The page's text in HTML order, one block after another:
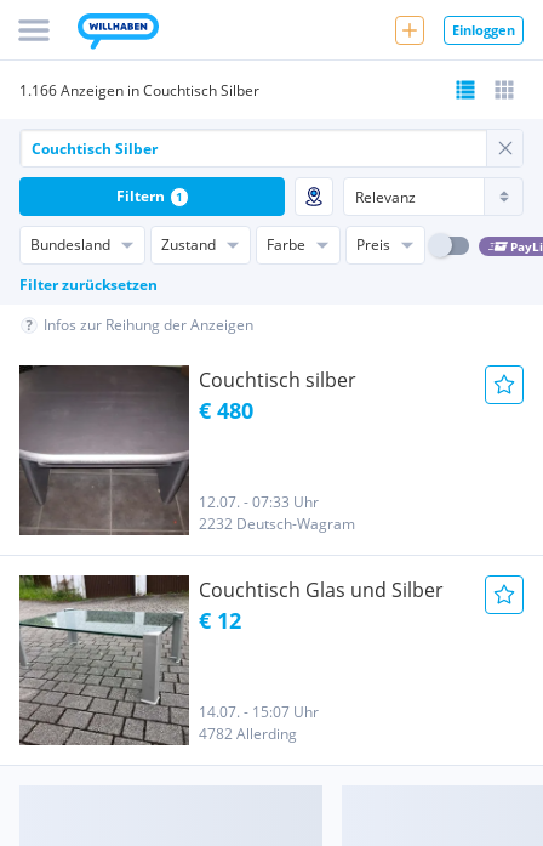
Einloggen
1.166 Anzeigen in Couchtisch Silber
Bundesland Zustand Farbe Preis
Filter zurücksetzen
Filtern 1
Infos zur Reihung der Anzeigen
Couchtisch silber
€ 480
12.07. - 07:33 Uhr
2232 Deutsch-Wagram
Couchtisch Glas und Silber
€ 12
14.07. - 15:07 Uhr
4782 Allerding